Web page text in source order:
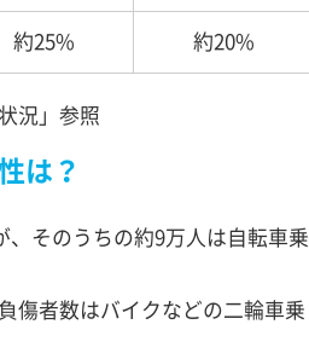
約25% 約20%
況」参照
は？
、そのうちの約9万人は自転車乗
傷者数はバイクなどの二輪車乗